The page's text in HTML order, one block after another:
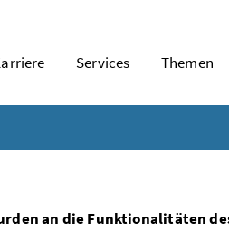
Services Themen
an die Funktionalitäten